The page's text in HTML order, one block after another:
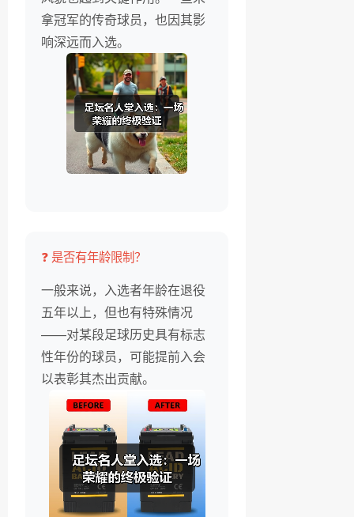
拿冠军的传奇球员，也因其影
响深远而入选。
❓ 是否有年龄限制？
一般来说，入选者年龄在退役
五年以上，但也有特殊情况
——对某段足球历史具有标志
性年份的球员，可能提前入会
以表彰其杰出贡献。